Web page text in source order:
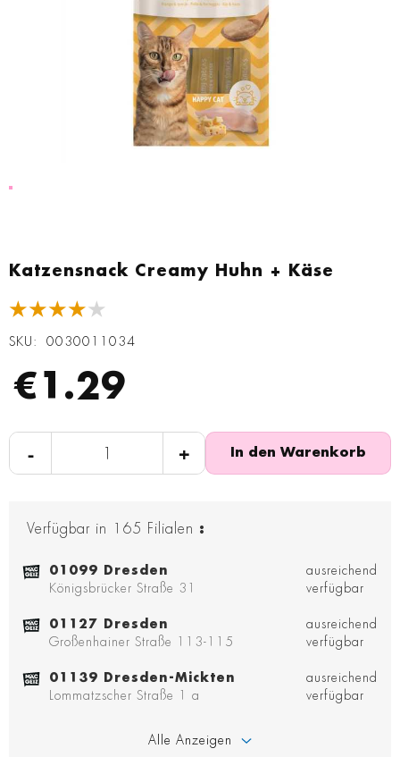
Katzensnack Creamy Huhn + Käse
★★★★★
SKU 0030011034
€1.29
- + In den Warenkorb
Verfügbar in 165 Filialen :
01099 Dresden
Königsbrücker Straße 31
ausreichend
verfügbar
01127 Dresden
Großenhainer Straße 113-115
ausreichend
verfügbar
01139 Dresden-Mickten
Lommatzscher Straße 1 a
ausreichend
verfügbar
Alle Anzeigen
Anfang
Bildgalerie